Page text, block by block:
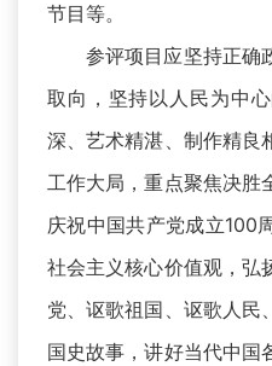
节目等。
参评项目应坚持正确
取向，坚持以人民为中
深、艺术精湛、制作精良
工作大局，重点聚焦决胜
庆祝中国共产党成立100
社会主义核心价值观，弘
党、讴歌祖国、讴歌人民
国史故事，讲好当代中国